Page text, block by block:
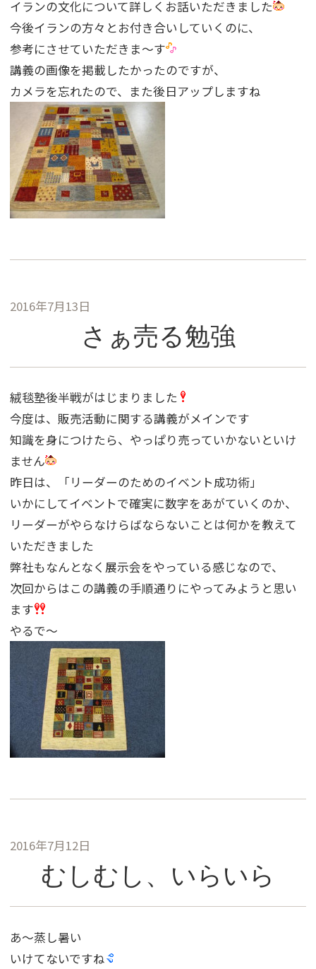
イランの文化について詳しくお話いただきました
今後イランの方々とお付き合いしていくのに、
参考にさせていただきま〜す
講義の画像を掲載したかったのですが、
カメラを忘れたので、また後日アップしますね
2016年7月13日
さぁ売る勉強
絨毯塾後半戦がはじまりました
今度は、販売活動に関する講義がメインです
知識を身につけたら、やっぱり売っていかないといけ
ません
昨日は、「リーダーのためのイベント成功術」
いかにしてイベントで確実に数字をあがていくのか、
リーダーがやらなけらばならないことは何かを教えて
いただきました
弊社もなんとなく展示会をやっている感じなので、
次回からはこの講義の手順通りにやってみようと思い
ます
やるで〜
2016年7月12日
むしむし、いらいら
あ〜蒸し暑い
いけてないですね